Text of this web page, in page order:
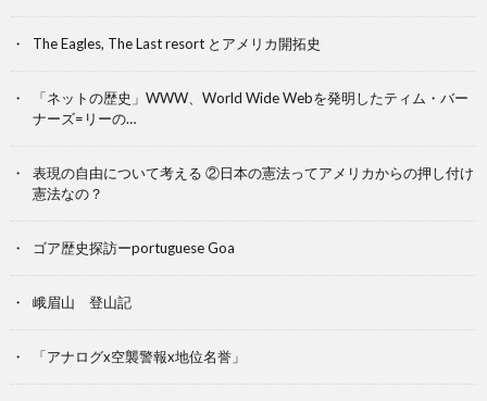
The Eagles, The Last resort とアメリカ開拓史
「ネットの歴史」WWW、World Wide Webを発明したティム・バー
ナーズ=リーの…
表現の自由について考える ②日本の憲法ってアメリカからの押し付け
憲法なの？
ゴア歴史探訪ーportuguese Goa
峨眉山 登山記
「アナログx空襲警報x地位名誉」